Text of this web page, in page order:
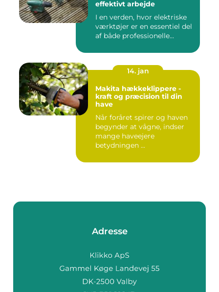
effektivt arbejde
I en verden, hvor elektriske
værktøjer er en essentiel del
af både professionelle...
14. jan
Makita hækkeklippere -
kraft og præcision til din
have
Når foråret spirer og haven
begynder at vågne, indser
mange haveejere
betydningen ...
Adresse